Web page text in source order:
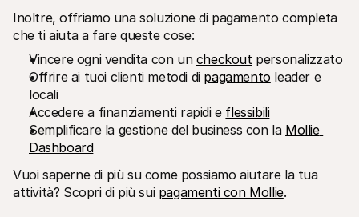
Inoltre, offriamo una soluzione di pagamento completa
che ti aiuta a fare queste cose:
Vincere ogni vendita con un checkout personalizzato
Offrire ai tuoi clienti metodi di pagamento leader e
locali
Accedere a finanziamenti rapidi e flessibili
Semplificare la gestione del business con la Mollie
Dashboard
Vuoi saperne di più su come possiamo aiutare la tua
attività? Scopri di più sui pagamenti con Mollie.